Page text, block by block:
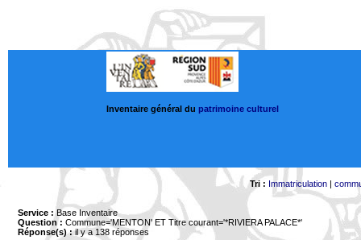
Inventaire général du patrimoine culturel
Tri : Immatriculation|
Service : Base Inventaire
Question : Commune='MENTON' ET Titre courant='*RIVIERA PALACE*'
Réponse(s) :il y a 138 réponses